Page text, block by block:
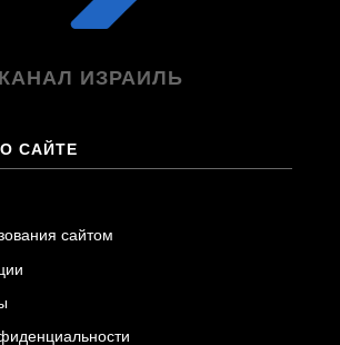
КАНАЛ ИЗРАИЛЬ
САЙТЕ
сайтом